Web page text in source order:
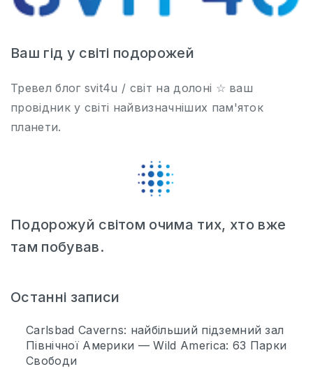
Ваш гід у світі подорожей
Тревел блог svit4u / світ на долоні ☆ ваш
провідник у світі найвизначніших пам'яток
планети.
Подорожуй світом очима тих, хто вже
там побував.
Останні записи
Carlsbad Caverns: найбільший підземний зал
Північної Америки — Wild America: 63 Парки
Свободи